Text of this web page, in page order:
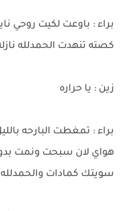
براء : باوعت لكيت روحي
كصته تنهدت الحمدلله
زين : يا حراره
براء : تمغطت البارحه
هواي لان سبحت ونمت
سويتك كمادات والحمدلله